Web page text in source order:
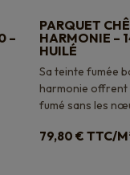
–
PARQUET
HARMONIE –
HUILÉ
Sa teinte fumée
harmonie offrent
fumé sans les
79,80€ TTC/